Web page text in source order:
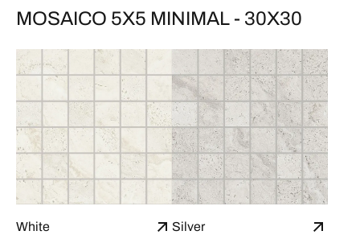
MOSAICO 5X5 MINIMAL - 30X30
White Silver